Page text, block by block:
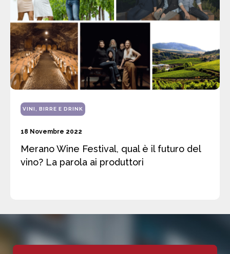
VINI, BIRRE E DRINK
18 Novembre 2022
Merano Wine Festival, qual è il futuro del
vino? La parola ai produttori